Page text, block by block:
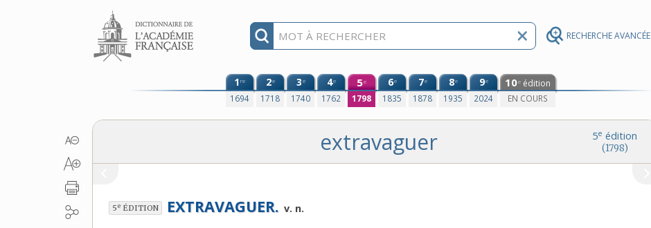
RECHERCHE AVANCÉE
Aller au contenu
1re
1694
2e
1718
3e
1740
4e
1762
5e
1798
6e
1835
7e
1878
8e
1935
9e
2024
10e édition
EN COURS
5e édition
(1798)
extravaguer
5e ÉDITION EXTRAVAGUER. v. n.